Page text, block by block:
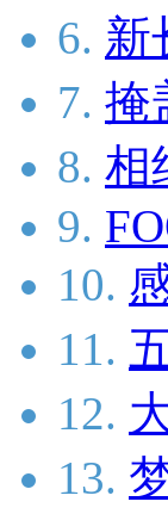
6. 新
7. 掩
8. 相
9.
10.
11.
12.
13.